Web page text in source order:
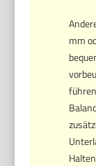
mm